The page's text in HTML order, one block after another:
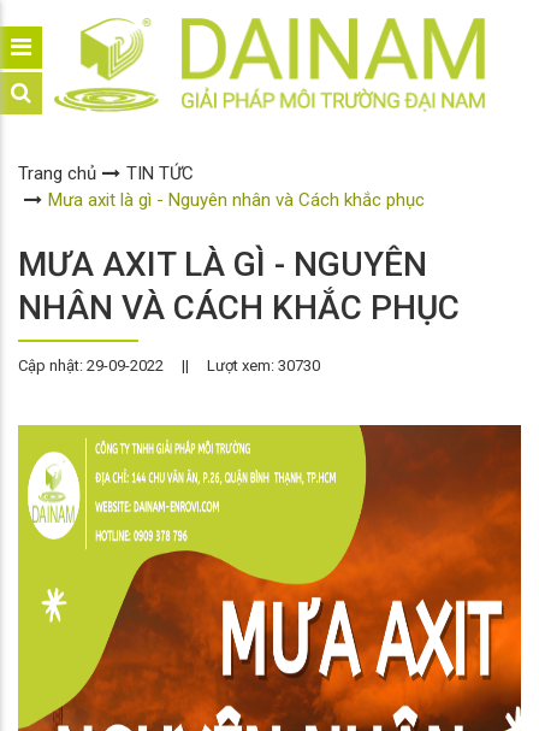
Trang chủ
TIN TỨC
Mưa axit là gì - Nguyên nhân và Cách khắc phục
MƯA AXIT LÀ GÌ - NGUYÊN
NHÂN VÀ CÁCH KHẮC PHỤC
Cập nhật: 29-09-2022 || Lượt xem: 30730